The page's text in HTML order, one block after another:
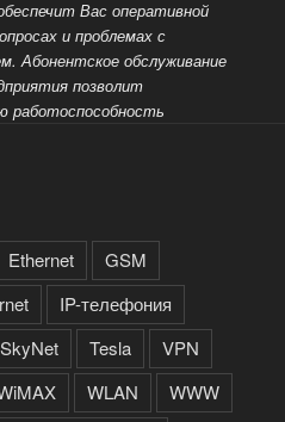
Вас оперативной
и проблемах с
Абонентское обслуживание
позволит
работоспособность
Ethernet
GSM
IP-телефония
SkyNet Tesla
VPN
WLAN
WWW